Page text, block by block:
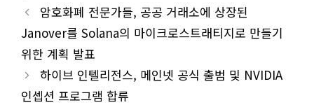
암호화폐 전문가들, 공공 거래소에 상장된
Janover를 Solana의 마이크로스트래티지로 만들기
위한 계획 발표
하이브 인텔리전스, 메인넷 공식 출범 및 NVIDIA
인셉션 프로그램 합류